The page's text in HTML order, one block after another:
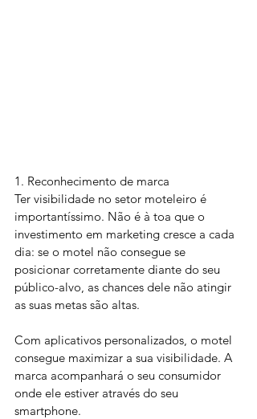
1. Reconhecimento de marca
Ter visibilidade no setor moteleiro é
importantíssimo. Não é à toa que o
investimento em marketing cresce a cada
dia: se o motel não consegue se
posicionar corretamente diante do seu
público-alvo, as chances dele não atingir
as suas metas são altas.
Com aplicativos personalizados, o motel
consegue maximizar a sua visibilidade. A
marca acompanhará o seu consumidor
onde ele estiver através do seu
smartphone.